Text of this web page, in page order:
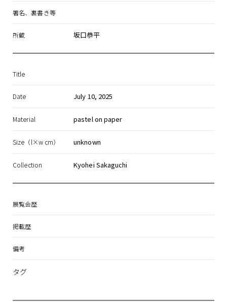
署名、裏書き等
所蔵 坂口恭平
Title
Date July 10, 2025
Material pastel on paper
Size（l×w cm） unknown
Collection Kyohei Sakaguchi
展覧会歴
掲載歴
備考
タグ